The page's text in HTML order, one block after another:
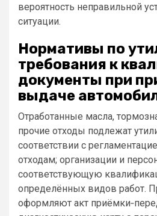
вероятность неправильной
ситуации.
Нормативы по
требования к
документы при
выдаче
Отработанные масла,
прочие отходы подлежат
соответствии с
отходам; организации и
соответствующую
определённых видов работ.
оформляют акт